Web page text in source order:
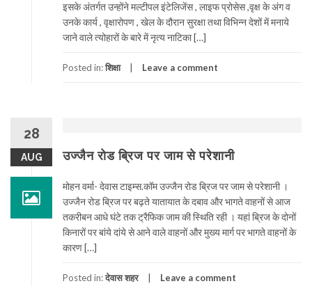
इसके अंतर्गत उन्होंने मल्टीपल इंटेलिजेंस , लाइफ प्रोसेस ,वृक्ष के अंग व
उनके कार्य , वृक्षारोपण , खेल के दौरान सुरक्षा तथा विभिन्न देशों में मनाये
जाने वाले त्योहारों के बारे में नृत्य नाटिका […]
Posted in:शिक्षा Leave a comment
28
AUG उज्जैन रोड ब्रिज पर जाम से परेशानी
मोहन वर्मा- देवास टाइम्स.कॉम उज्जैन रोड ब्रिज पर जाम से परेशानी ।
उज्जैन रोड ब्रिज पर बढ़ते यातायात के दबाव और भागते वाहनों से आज
तकरीबन आधे घंटे तक ट्रैफिक जाम की स्थिति रही । यहां ब्रिज के दोनों
किनारों पर बांये दांये से आने वाले वाहनों और मुख्य मार्ग पर भागते वाहनों के
कारण […]
Posted in:देवास शहर Leave a comment